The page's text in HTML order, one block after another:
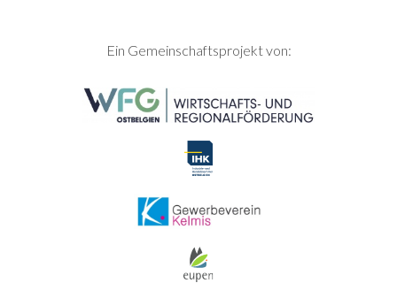
SEITENFUSSEin Gemeinschaftsprojekt von: